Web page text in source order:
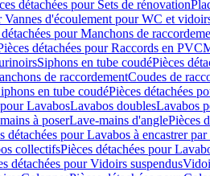
détachées pour Sets de rénovation
Vannes d'écoulement pour WC et
pour Manchons de
détachées pour Raccords en PVC
Siphons en tube coudéPièces
de raccordementCoudes de
en tube coudéPièces détachées
LavabosLavabos doublesLavabos
à poserLave-mains d'anglePièces
détachées pour Lavabos à encastrer par
collectifsPièces détachées pour
détachées pour Vidoirs suspendus